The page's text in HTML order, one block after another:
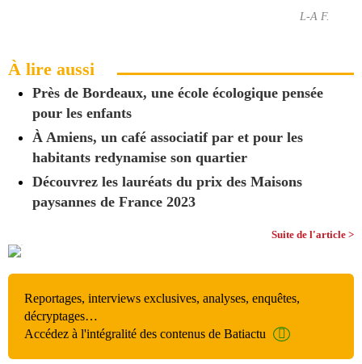
L-A F.
À lire aussi
Près de Bordeaux, une école écologique pensée
pour les enfants
À Amiens, un café associatif par et pour les
habitants redynamise son quartier
Découvrez les lauréats du prix des Maisons
paysannes de France 2023
Suite de l'article >
Reportages, interviews exclusives, analyses, enquêtes,
décryptages…
Accédez à l'intégralité des contenus de Batiactu